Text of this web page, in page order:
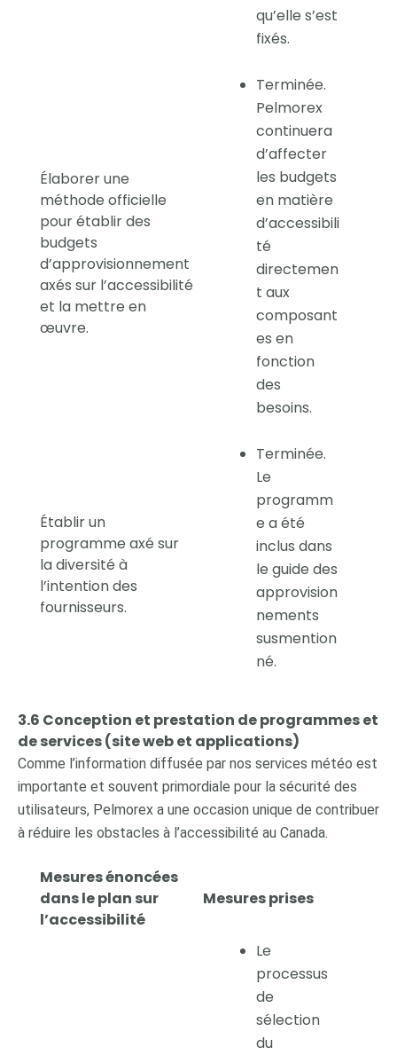
qu’elle s’est
fixés.
Élaborer une
méthode officielle
pour établir des
budgets
d’approvisionnement
axés sur l’accessibilité
et la mettre en
œuvre.
Terminée.
Pelmorex
continuera
d’affecter
les budgets
en matière
d’accessibili
té
directemen
t aux
composant
es en
fonction
des
besoins.
Établir un
programme axé sur
la diversité à
l’intention des
fournisseurs.
Terminée.
Le
programm
e a été
inclus dans
le guide des
approvision
nements
susmention
né.
3.6 Conception et prestation de programmes et
de services (site web et applications)
Comme l’information diffusée par nos services météo est
importante et souvent primordiale pour la sécurité des
utilisateurs, Pelmorex a une occasion unique de contribuer
à réduire les obstacles à l’accessibilité au Canada.
Mesures énoncées
dans le plan sur
l’accessibilité
Mesures prises
Le
processus
de
sélection
du